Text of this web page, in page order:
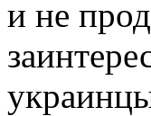
и не